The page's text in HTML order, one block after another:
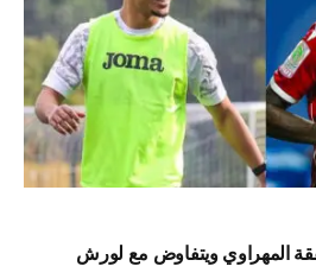
المهراوي ويتفاوض مع لورش